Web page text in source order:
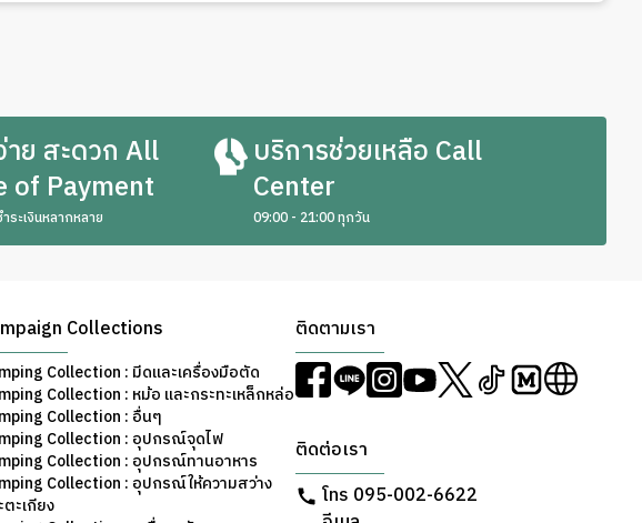
าย สะดวก All
of Payment
ระเงินหลากหลาย
บริการช่วยเหลือ Call
Center
09:00 - 21:00 ทุกวัน
Collections
Collection : มีดและเครื่องมือตัด
Collection : หม้อ และกระทะเหล็กหล่อ
Collection : อื่นๆ
Collection : อุปกรณ์จุดไฟ
Collection : อุปกรณ์ทานอาหาร
Collection : อุปกรณ์ให้ความสว่าง
ตะเกียง
ติดตามเรา
ติดต่อเรา
โทร 095-002-6622